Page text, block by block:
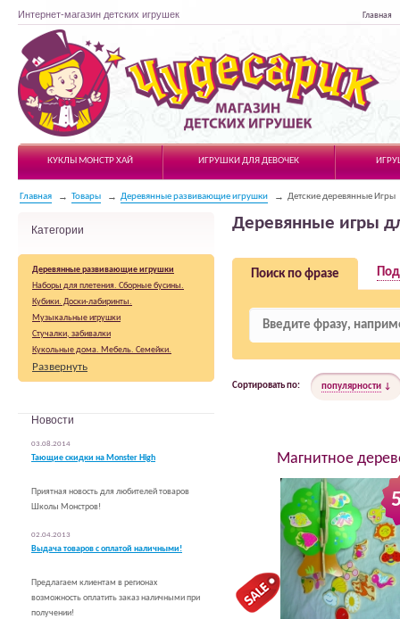
Интернет-магазин детских игрушек Главная
Чудесарик
КУКЛЫ МОНСТР ХАЙ
ИГРУШКИ ДЛЯ ДЕВОЧЕК
Главная Товары Деревянные развивающие игрушки Детские деревянные Игры
Категории
Деревянные развивающие игрушки
Наборы для плетения. Сборные бусины.
Кубики. Доски-лабиринты.
Музыкальные игрушки
Стучалки, забивалки
Кукольные дома. Мебель. Семейки.
Конструкторы деревянные
Лабиринты
Погремушки для самых маленьких
Головоломки. Разное.
Транспорт. Поезда. Каталки.
Формы. Пирамидки. Сортеры.
Пазлы
Развернуть
Новости
03.08.2014
Тающие скидки на Monster High
Приятная новость для любителей товаров
Школы Монстров!
02.04.2013
Выдача товаров с оплатой наличными!
Предлагаем клиентам в регионах
возможность оплатить заказ наличными при
получении!
Деревянные игры
Поиск по фразе
Сортировать по: популярности
Магнитное